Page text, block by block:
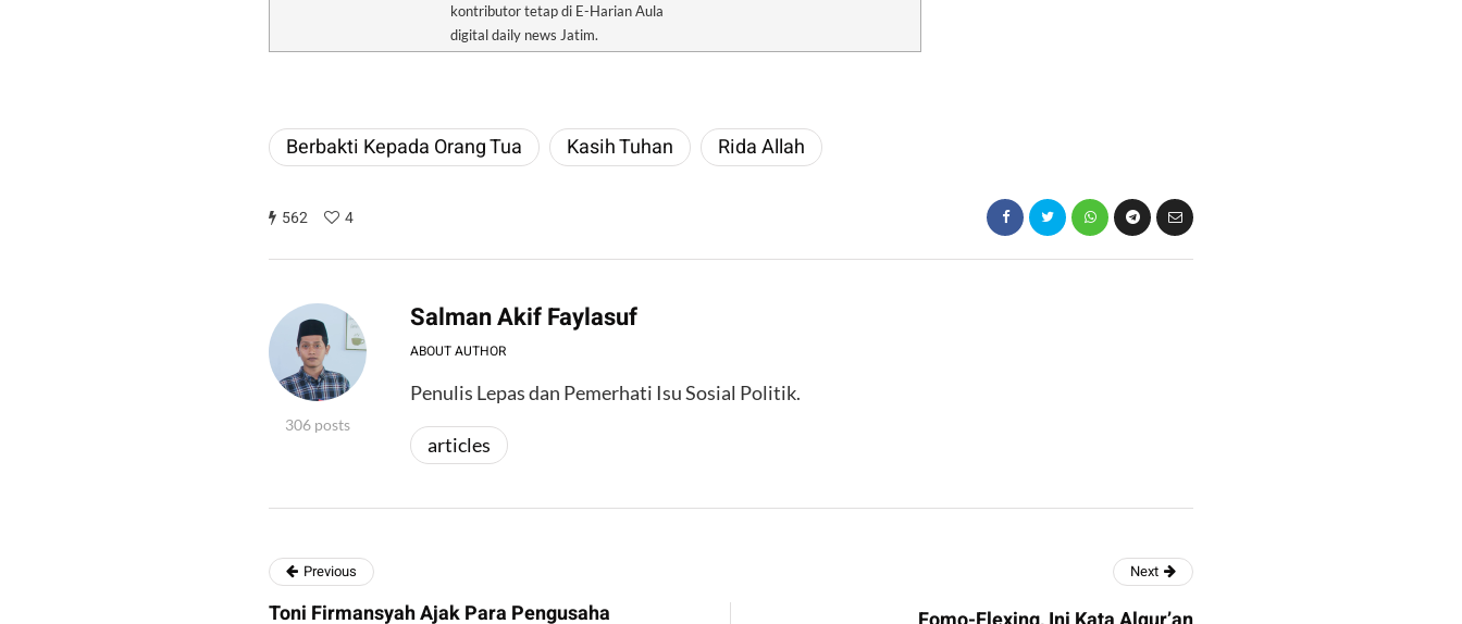
kontributor tetap di E-Harian Aula
digital daily news Jatim.
Berbakti Kepada Orang Tua Kasih Tuhan Rida Allah
562 4
306 posts
Salman Akif Faylasuf
ABOUT AUTHOR
Penulis Lepas dan Pemerhati Isu Sosial Politik.
articles
Previous
Toni Firmansyah Ajak Para Pengusaha
Next